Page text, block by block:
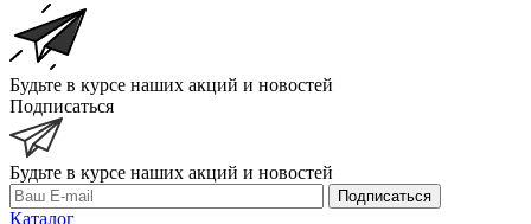
Будьте в курсе наших акций и новостей
Подписаться
Будьте в курсе наших акций и новостей
Подписаться
Каталог